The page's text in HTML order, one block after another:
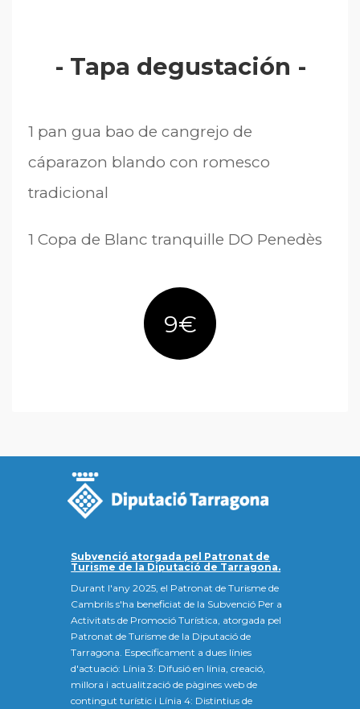
- Tapa degustación -
1 pan gua bao de cangrejo de
cáparazon blando con romesco
tradicional
1 Copa de Blanc tranquille DO Penedès
9€
Subvenció atorgada pel Patronat de
Turisme de la Diputació de Tarragona.
Durant l'any 2025, el Patronat de Turisme de
Cambrils s'ha beneficiat de la Subvenció Per a
Activitats de Promoció Turística, atorgada pel
Patronat de Turisme de la Diputació de
Tarragona. Específicament a dues línies
d'actuació: Línia 3: Difusió en línia, creació,
millora i actualització de pàgines web de
contingut turístic i Línia 4: Distintius de